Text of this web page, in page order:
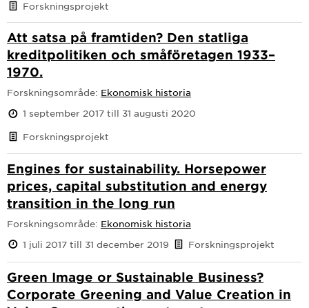
Forskningsprojekt
Att satsa på framtiden? Den statliga
kreditpolitiken och småföretagen 1933–
1970.
Forskningsområde: Ekonomisk historia
1 september 2017 till 31 augusti 2020
Forskningsprojekt
Engines for sustainability. Horsepower
prices, capital substitution and energy
transition in the long run
Forskningsområde: Ekonomisk historia
1 juli 2017 till 31 december 2019
Forskningsprojekt
Green Image or Sustainable Business?
Corporate Greening and Value Creation in